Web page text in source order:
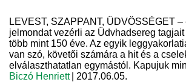
LEVEST, SZAPPANT, ÜDVÖSSÉGET –
jelmondat vezérli az Üdvhadsereg
több mint 150 éve. Az egyik
van szó, követői számára a hit és a
elválaszthatatlan egymástól. Kapujuk
Biczó Henriett
| 2017.06.05.